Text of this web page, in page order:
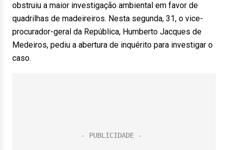
obstruiu a maior investigação ambiental em favor de
quadrilhas de madeireiros. Nesta segunda, 31, o vice-
procurador-geral da República, Humberto Jacques de
Medeiros, pediu a abertura de inquérito para investigar o
caso.